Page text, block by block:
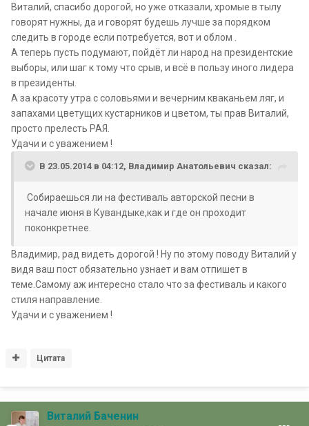
Виталий, спасибо дорогой, но уже отказали, хромые в тылу
говорят нужны, да и говорят будешь лучше за порядком
следить в городе если потребуется, вот и облом .
А теперь пусть подумают, пойдёт ли народ на президентские
выборы, или шаг к тому что срыв, и всё в пользу иного лидера
в президенты.
А за красоту утра с соловьями и вечерним кваканьем ляг, и
запахами цветущих кустарников и цветом, ты прав Виталий,
просто прелесть РАЯ.
Удачи и с уважением !
В 23.05.2014 в 04:12, Владимир Анатольевич сказал:
Собираешься ли на фестиваль авторской песни в
начале июня в Кувандыке,как и где он проходит
поконкретнее.
Владимир, рад видеть дорогой ! Ну по этому поводу Виталий у
видя ваш пост обязательно узнает и вам отпишет в
теме.Самому аж интересно стало что за фестиваль и какого
стиля направление.
Удачи и с уважением !
Цитата
Виталий Баченин